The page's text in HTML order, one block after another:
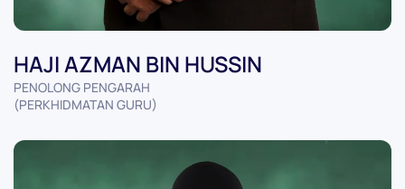
HAJI AZMAN BIN HUSSIN
PENOLONG PENGARAH
(PERKHIDMATAN GURU)